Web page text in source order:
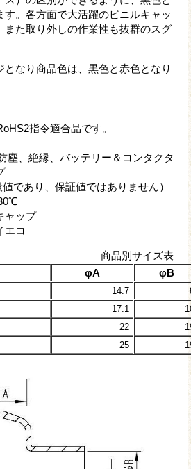
。各方面で大活躍のビニルキャッ
また取り外しの作業性も抜群のスグ
なり商品色は、黒色と赤色となり
指令適合品です。
塵、絶縁、バッテリー＆コンタクタ
であり、保証値ではありません）
ャップ
エコ
商品別サイズ表
φA
φB
14.7
17.1
22
25